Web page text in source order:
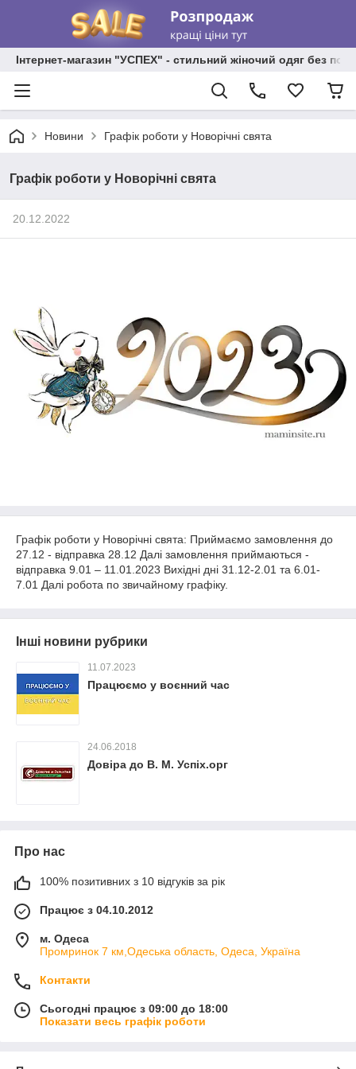
Інтернет-магазин "УСПЕХ" - стильний жіночий одяг без
Новини Графік роботи у Новорічні свята
Графік роботи у Новорічні свята
20.12.2022
Графік роботи у Новорічні свята: Приймаємо замовлення до
27.12 - відправка 28.12 Далі замовлення приймаються -
відправка 9.01 – 11.01.2023 Вихідні дні 31.12-2.01 та 6.01-
7.01 Далі робота по звичайному графіку.
Інші новини рубрики
11.07.2023
Працюємо у воєнний час
24.06.2018
Довіра до В. М. Успіх.орг
Про нас
100% позитивних з 10 відгуків за рік
Працює з 04.10.2012
м. Одеса
Промринок 7 км,Одеська область, Одеса, Україна
Контакти
Сьогодні працює з 09:00 до 18:00
Показати весь графік роботи